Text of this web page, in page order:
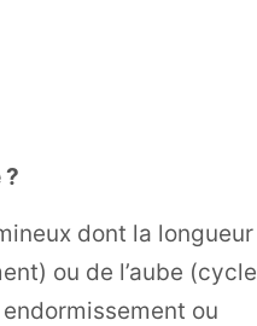
dont la longueur
ou de l’aube (cycle
ou